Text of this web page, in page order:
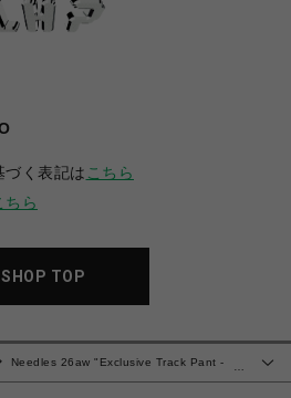
く表記は こちら
ちら
SHOP TOP
…
Needles 26aw "Exclusive Track Pant -